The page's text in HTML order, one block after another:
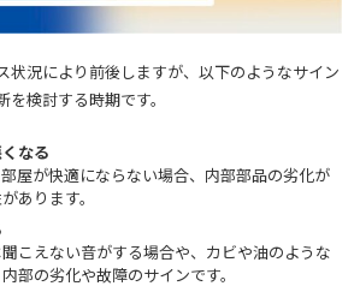
状況により前後しますが、以下のようなサイン
検討する時期です。
なる
屋が快適にならない場合、内部部品の劣化が
あります。
こえない音がする場合や、カビや油のような
部の劣化や故障のサインです。